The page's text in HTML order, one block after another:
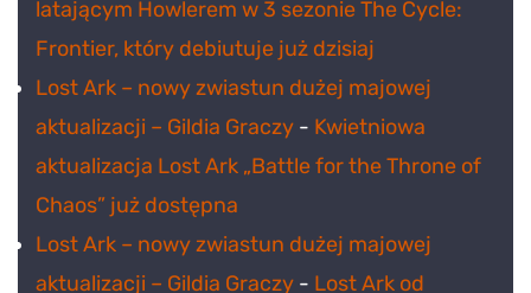
latającym Howlerem w 3 sezonie The Cycle:
Frontier, który debiutuje już dzisiaj
Lost Ark – nowy zwiastun dużej majowej
aktualizacji – Gildia Graczy - Kwietniowa
aktualizacja Lost Ark „Battle for the Throne of
Chaos” już dostępna
Lost Ark – nowy zwiastun dużej majowej
aktualizacji – Gildia Graczy - Lost Ark od